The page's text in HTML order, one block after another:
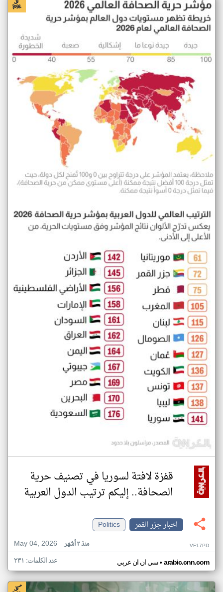
قفزة لافتة لسوريا في تصنيف حرية
الصحافة.. إليكم ترتيب الدول العربية
اخبار جزر القمر
Politics
May 04, 2026
منذ ٣ أشهر VF17PD
سي ان ان عربي• arabic.cnn.com عدد الكلمات: ٢٣١